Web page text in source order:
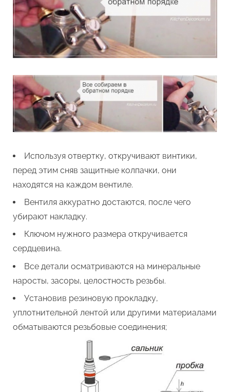
Используя отвертку, откручивают винтики,
перед этим сняв защитные колпачки, они
находятся на каждом вентиле.
Вентиля аккуратно достаются, после чего
убирают накладку.
Ключом нужного размера откручивается
сердцевина.
Все детали осматриваются на минеральные
наросты, засоры, целостность резьбы.
Установив резиновую прокладку,
уплотнительной лентой или другими материалами
обматываются резьбовые соединения;